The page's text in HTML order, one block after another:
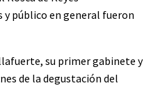
y público en general fueron
su primer gabinete y
de la degustación del